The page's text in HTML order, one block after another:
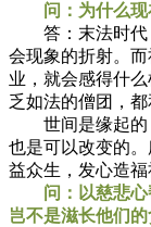
问：为什么
答：末法时代
会现象的折射。
业，就会感得什
乏如法的僧团，都
世间是缘起的，
也是可以改变的
益众生，发心造福
问：以慈悲
岂不是滋长他们的